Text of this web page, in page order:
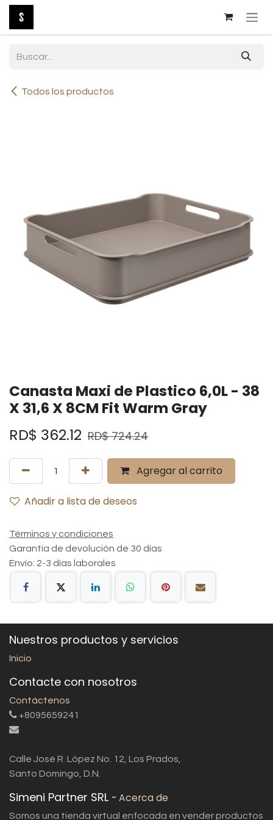
Ir al contenido
Todos los productos
Canasta Maxi de Plastico 6,0L - 38
X 31,6 X 8CM Fit Warm Gray
RD$ 362.12 RD$724.24
Agregar al carrito
Añadir a lista de deseos
Términos y condiciones
Garantía de devolución de 30 días
Envío: 2-3 días laborales
Nuestros productos y servicios
Inicio
Contacte con nosotros
Contáctenos
+8095659241
Calle José R. López No. 12, Los Prados,
Santo Domingo, D.N.
Simeni Partner SRL - Acerca de
Somos una tienda virtual enfocada en vender productos